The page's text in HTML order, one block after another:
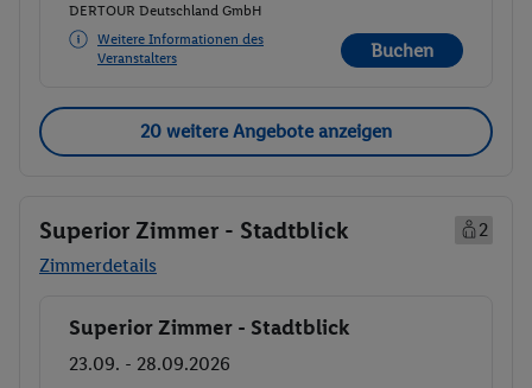
DERTOUR Deutschland GmbH
Weitere Informationen des
Veranstalters
Buchen
20 weitere Angebote anzeigen
Superior Zimmer - Stadtblick
2
Zimmerdetails
Buchen
Superior Zimmer - Stadtblick
23.09. - 28.09.2026